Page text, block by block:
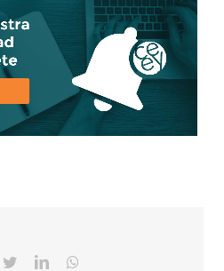
TwitterLinkedinWhatsapp